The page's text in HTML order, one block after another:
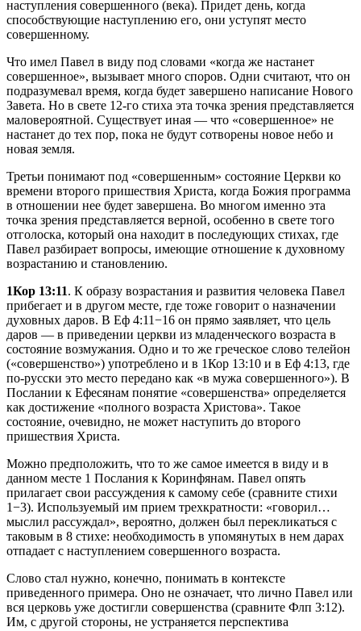
наступления совершенного (века). Придет день, когда
способствующие наступлению его, они уступят место
совершенному.
Что имел Павел в виду под словами «когда же настанет
совершенное», вызывает много споров. Одни считают, что он
подразумевал время, когда будет завершено написание Нового
Завета. Но в свете 12-го стиха эта точка зрения представляется
маловероятной. Существует иная — что «совершенное» не
настанет до тех пор, пока не будут сотворены новое небо и
новая земля.
Третьи понимают под «совершенным» состояние Церкви ко
времени второго пришествия Христа, когда Божия программа
в отношении нее будет завершена. Во многом именно эта
точка зрения представляется верной, особенно в свете того
отголоска, который она находит в последующих стихах, где
Павел разбирает вопросы, имеющие отношение к духовному
возрастанию и становлению.
1Кор 13:11. К образу возрастания и развития человека Павел
прибегает и в другом месте, где тоже говорит о назначении
духовных даров. В Еф 4:11−16 он прямо заявляет, что цель
даров — в приведении церкви из младенческого возраста в
состояние возмужания. Одно и то же греческое слово телейон
(«совершенство») употреблено и в 1Кор 13:10 и в Еф 4:13, где
по-русски это место передано как «в мужа совершенного»). В
Послании к Ефесянам понятие «совершенства» определяется
как достижение «полного возраста Христова». Такое
состояние, очевидно, не может наступить до второго
пришествия Христа.
Можно предположить, что то же самое имеется в виду и в
данном месте 1 Послания к Коринфянам. Павел опять
прилагает свои рассуждения к самому себе (сравните стихи
1−3). Используемый им прием трехкратности: «говорил…
мыслил рассуждал», вероятно, должен был перекликаться с
таковым в 8 стихе: необходимость в упомянутых в нем дарах
отпадает с наступлением совершенного возраста.
Слово стал нужно, конечно, понимать в контексте
приведенного примера. Оно не означает, что лично Павел или
вся церковь уже достигли совершенства (сравните Флп 3:12).
Им, с другой стороны, не устраняется перспектива